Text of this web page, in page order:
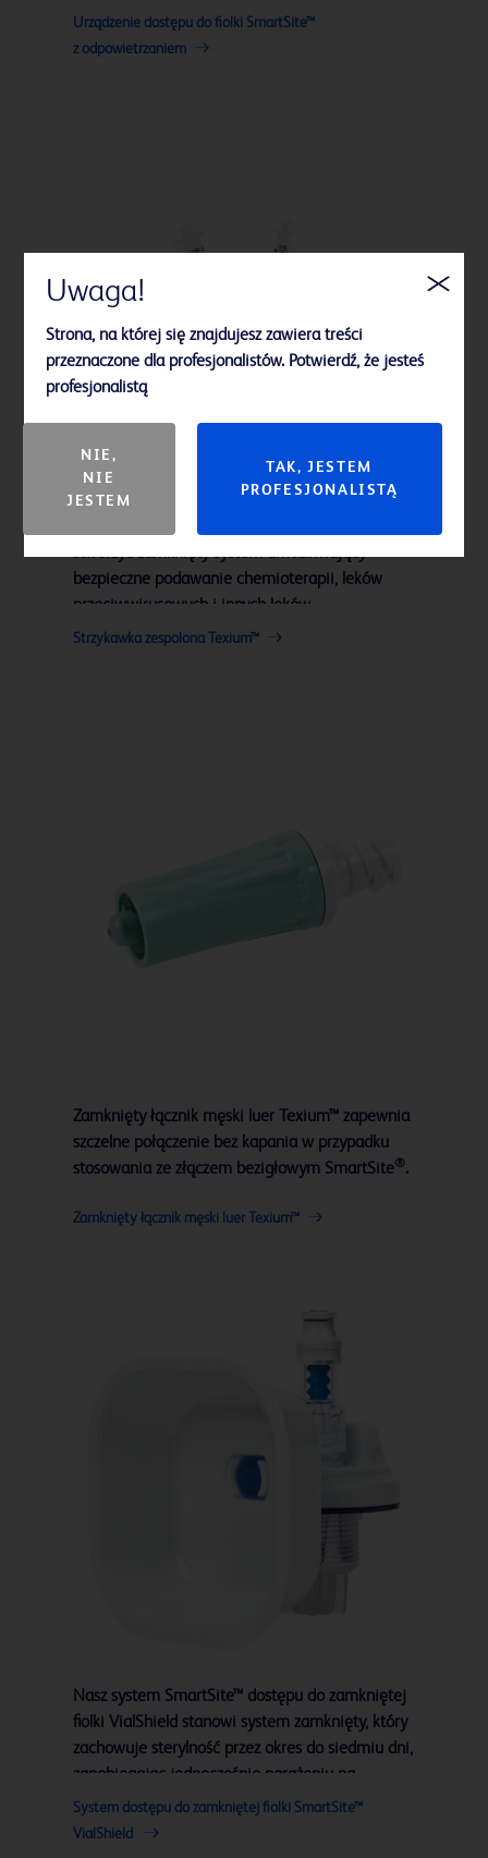
Urządzenie dostępu do fiolki SmartSite™
z odpowietrzaniem
stworzyć zamknięty system umożliwiający
bezpieczne podawanie chemioterapii, leków
przeciwwirusowych i innych leków.
Strzykawka zespolona Texium™
Zamknięty łącznik męski luer Texium™ zapewnia
szczelne połączenie bez kapania w przypadku
stosowania ze złączem bezigłowym SmartSite®.
Zamknięty łącznik męski luer Texium™
Nasz system SmartSite™ dostępu do zamkniętej
fiolki VialShield stanowi system zamknięty, który
zachowuje sterylność przez okres do siedmiu dni,
zapobiegając jednocześnie narażeniu na
niebezpieczne leki.
System dostępu do zamkniętej fiolki SmartSite™
VialShield
Uwaga!
Strona, na której się znajdujesz zawiera treści
przeznaczone dla profesjonalistów. Potwierdź, że jesteś
profesjonalistą
NIE,
NIE
JESTEM
TAK, JESTEM
PROFESJONALISTĄ